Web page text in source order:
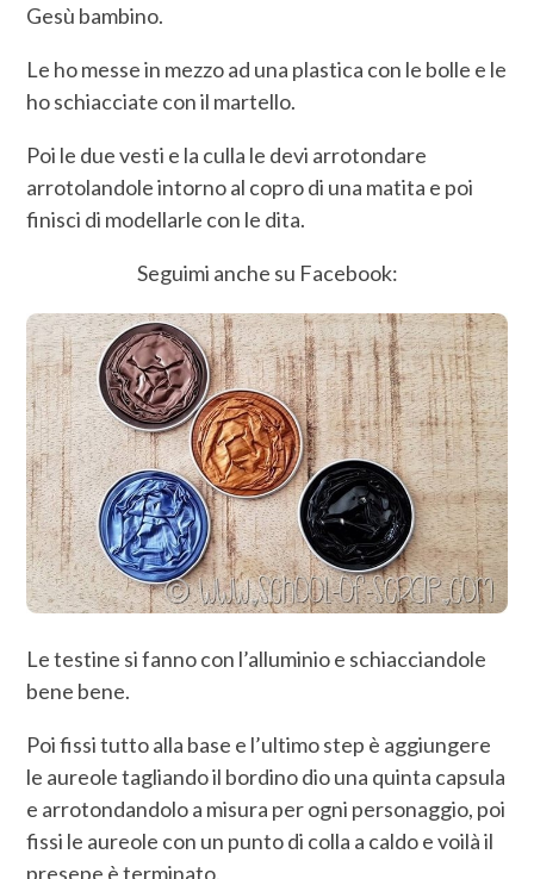
Gesù bambino.
Le ho messe in mezzo ad una plastica con le bolle e le
ho schiacciate con il martello.
Poi le due vesti e la culla le devi arrotondare
arrotolandole intorno al copro di una matita e poi
finisci di modellarle con le dita.
Seguimi anche su Facebook:
Le testine si fanno con l’alluminio e schiacciandole
bene bene.
Poi fissi tutto alla base e l’ultimo step è aggiungere
le aureole tagliando il bordino dio una quinta capsula
e arrotondandolo a misura per ogni personaggio, poi
fissi le aureole con un punto di colla a caldo e voilà il
presepe è terminato.